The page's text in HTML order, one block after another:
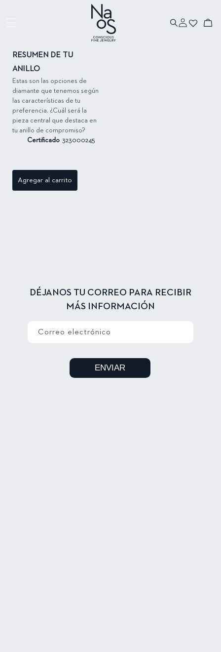
sesión
Carrito
RESUMEN DE TU
ANILLO
Estas son las opciones de
diamante que tenemos según
las características de tu
preferencia. ¿Cuál será la
pieza central que destaca en
tu anillo de compromiso?
Certificado323000245
Agregar al carrito
DÉJANOS TU CORREO PARA RECIBIR
MÁS INFORMACIÓN
Correo electrónico
ENVIAR